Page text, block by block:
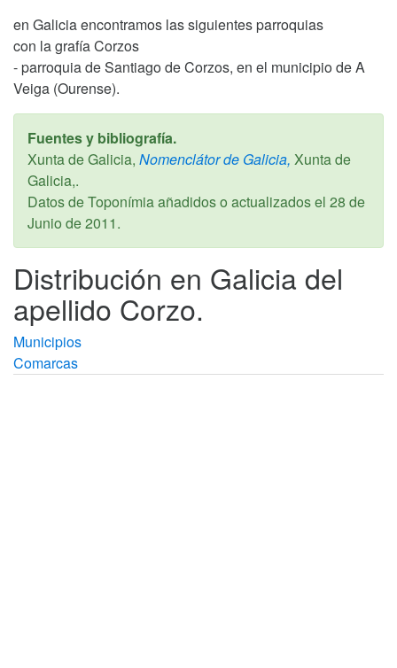
en Galicia encontramos las siguientes parroquias
con la grafía Corzos
- parroquia de Santiago de Corzos, en el municipio de A
Veiga (Ourense).
Fuentes y bibliografía.
Xunta de Galicia, Nomenclátor de Galicia, Xunta de
Galicia,.
Datos de Toponímia añadidos o actualizados el 28 de
Junio de 2011.
Distribución en Galicia del
apellido Corzo.
Municipios
Comarcas